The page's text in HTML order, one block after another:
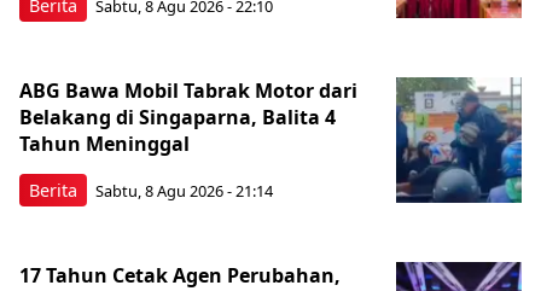
Berita Sabtu, 8 Agu 2026 - 22:10
Berita
ABG Bawa Mobil Tabrak Motor dari
Belakang di Singaparna, Balita 4
Tahun Meninggal
Sabtu, 8 Agu 2026 - 21:14
17 Tahun Cetak Agen Perubahan,